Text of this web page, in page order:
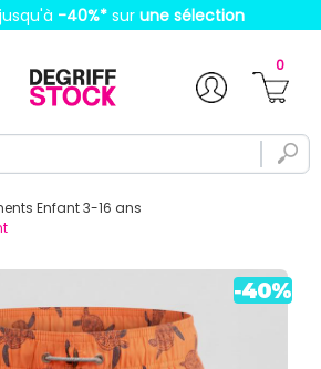
jusqu'à -40%* sur une sélection
0
Enfant 3-16 ans